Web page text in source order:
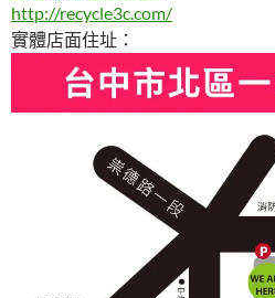
http://recycle3c.com/
實體店面住址：